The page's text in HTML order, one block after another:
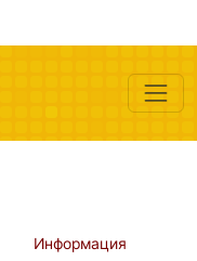
Информация